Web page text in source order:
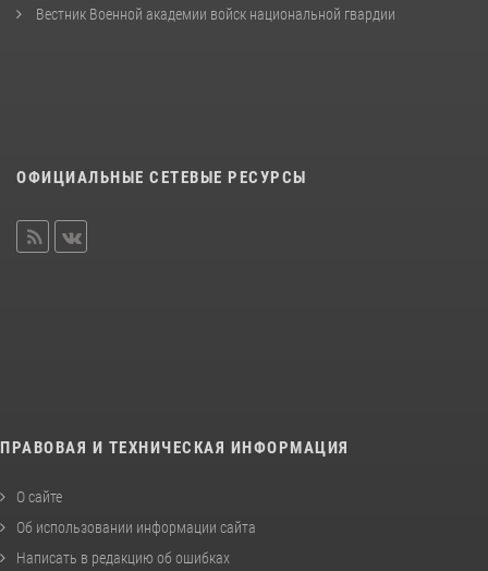
Вестник Военной академии войск национальной гвардии
ОФИЦИАЛЬНЫЕ СЕТЕВЫЕ РЕСУРСЫ
ПРАВОВАЯ И ТЕХНИЧЕСКАЯ ИНФОРМАЦИЯ
О сайте
Об использовании информации сайта
Написать в редакцию об ошибках